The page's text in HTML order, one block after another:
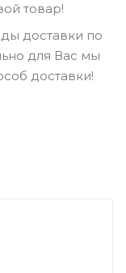
товар!
доставки по
для Вас мы
доставки!